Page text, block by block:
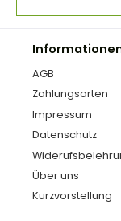
AGB
Zahlungsarten
Impressum
Datenschutz
Über uns
Kurzvorstellung